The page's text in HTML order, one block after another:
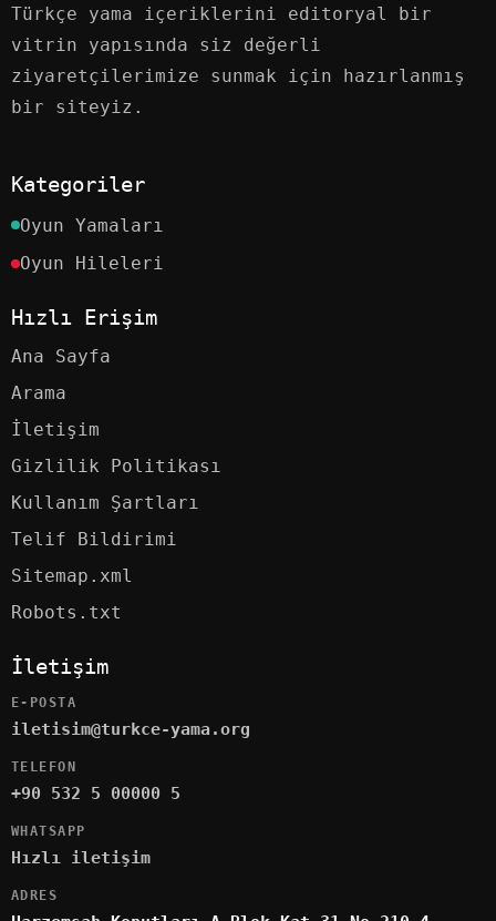
Türkçe yama içeriklerini editoryal bir
vitrin yapısında siz değerli
ziyaretçilerimize sunmak için hazırlanmış
bir siteyiz.
Kategoriler
Oyun Yamaları
Oyun Hileleri
Hızlı Erişim
Ana Sayfa
Arama
İletişim
Gizlilik Politikası
Kullanım Şartları
Telif Bildirimi
Sitemap.xml
Robots.txt
İletişim
E-POSTA
iletisim@turkce-yama.org
TELEFON
+90 532 5 00000 5
WHATSAPP
Hızlı iletişim
ADRES